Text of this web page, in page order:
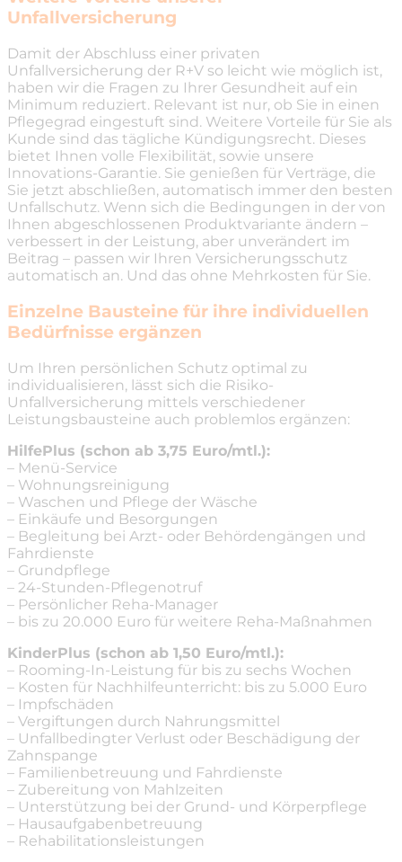
Unfallversicherung
Damit der Abschluss einer privaten
Unfallversicherung der R+V so leicht wie möglich ist,
haben wir die Fragen zu Ihrer Gesundheit auf ein
Minimum reduziert. Relevant ist nur, ob Sie in einen
Pflegegrad eingestuft sind. Weitere Vorteile für Sie als
Kunde sind das tägliche Kündigungsrecht. Dieses
bietet Ihnen volle Flexibilität, sowie unsere
Innovations-Garantie. Sie genießen für Verträge, die
Sie jetzt abschließen, automatisch immer den besten
Unfallschutz. Wenn sich die Bedingungen in der von
Ihnen abgeschlossenen Produktvariante ändern –
verbessert in der Leistung, aber unverändert im
Beitrag – passen wir Ihren Versicherungsschutz
automatisch an. Und das ohne Mehrkosten für Sie.
Einzelne Bausteine für ihre individuellen
Bedürfnisse ergänzen
Um Ihren persönlichen Schutz optimal zu
individualisieren, lässt sich die Risiko-
Unfallversicherung mittels verschiedener
Leistungsbausteine auch problemlos ergänzen:
HilfePlus (schon ab 3,75 Euro/mtl.):
– Menü-Service
– Wohnungsreinigung
– Waschen und Pflege der Wäsche
– Einkäufe und Besorgungen
– Begleitung bei Arzt- oder Behördengängen und
Fahrdienste
– Grundpflege
– 24-Stunden-Pflegenotruf
– Persönlicher Reha-Manager
– bis zu 20.000 Euro für weitere Reha-Maßnahmen
KinderPlus (schon ab 1,50 Euro/mtl.):
– Rooming-In-Leistung für bis zu sechs Wochen
– Kosten für Nachhilfeunterricht: bis zu 5.000 Euro
– Impfschäden
– Vergiftungen durch Nahrungsmittel
– Unfallbedingter Verlust oder Beschädigung der
Zahnspange
– Familienbetreuung und Fahrdienste
– Zubereitung von Mahlzeiten
– Unterstützung bei der Grund- und Körperpflege
– Hausaufgabenbetreuung
– Rehabilitationsleistungen